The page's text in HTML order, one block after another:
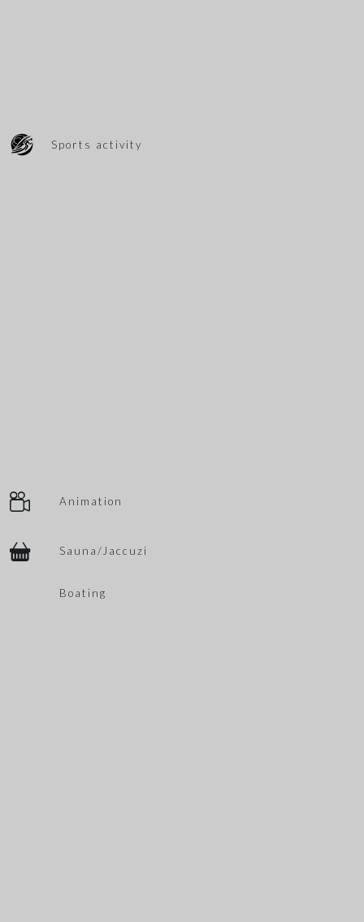
Sports activity
Animation
Sauna/Jaccuzi
Boating